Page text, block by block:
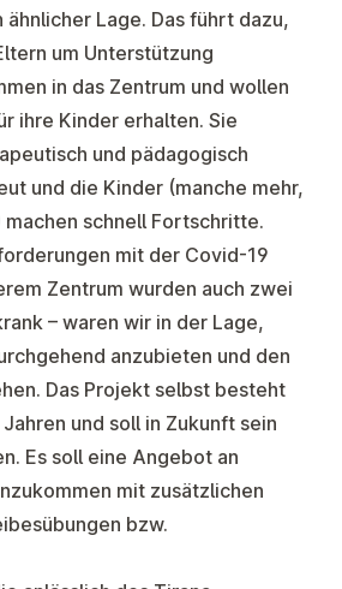
ähnlicher Lage. Das führt dazu,
um Unterstützung
in das Zentrum und wollen
ihre Kinder erhalten. Sie
und pädagogisch
und die Kinder (manche mehr,
schnell Fortschritte.
mit der Covid-19
Zentrum wurden auch zwei
– waren wir in der Lage,
anzubieten und den
Das Projekt selbst besteht
und soll in Zukunft sein
Es soll eine Angebot an
mit zusätzlichen
bzw.